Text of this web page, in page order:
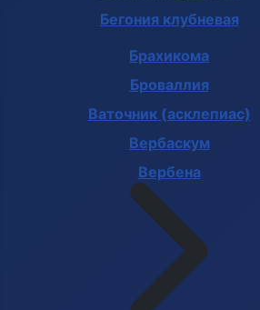
Бегония клубневая
Брахикома
Броваллия
Ваточник (асклепиас)
Вербаскум
Вербена